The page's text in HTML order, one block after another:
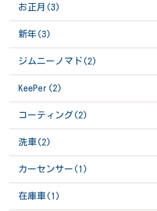
お正月(3)
新年(3)
ジムニーノマド(2)
KeePer(2)
コーティング(2)
洗車(2)
カーセンサー(1)
在庫車(1)